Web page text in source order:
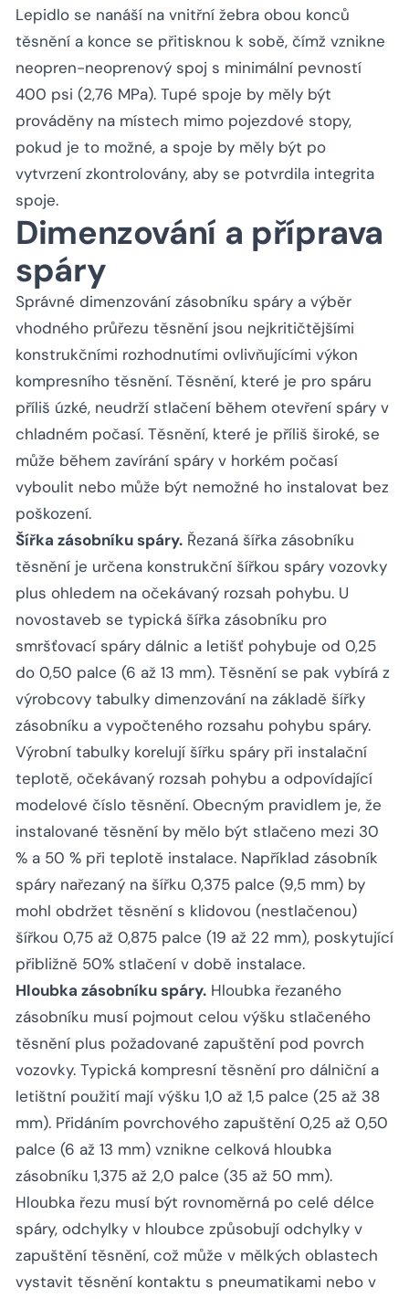
Lepidlo se nanáší na vnitřní žebra obou konců
těsnění a konce se přitisknou k sobě, čímž vznikne
neopren-neoprenový spoj s minimální pevností
400 psi (2,76 MPa). Tupé spoje by měly být
prováděny na místech mimo pojezdové stopy,
pokud je to možné, a spoje by měly být po
vytvrzení zkontrolovány, aby se potvrdila integrita
spoje.
Dimenzování a příprava
spáry
Správné dimenzování zásobníku spáry a výběr
vhodného průřezu těsnění jsou nejkritičtějšími
konstrukčními rozhodnutími ovlivňujícími výkon
kompresního těsnění. Těsnění, které je pro spáru
příliš úzké, neudrží stlačení během otevření spáry v
chladném počasí. Těsnění, které je příliš široké, se
může během zavírání spáry v horkém počasí
vyboulit nebo může být nemožné ho instalovat bez
poškození.
Šířka zásobníku spáry. Řezaná šířka zásobníku
těsnění je určena konstrukční šířkou spáry vozovky
plus ohledem na očekávaný rozsah pohybu. U
novostaveb se typická šířka zásobníku pro
smršťovací spáry dálnic a letišť pohybuje od 0,25
do 0,50 palce (6 až 13 mm). Těsnění se pak vybírá z
výrobcovy tabulky dimenzování na základě šířky
zásobníku a vypočteného rozsahu pohybu spáry.
Výrobní tabulky korelují šířku spáry při instalační
teplotě, očekávaný rozsah pohybu a odpovídající
modelové číslo těsnění. Obecným pravidlem je, že
instalované těsnění by mělo být stlačeno mezi 30
% a 50 % při teplotě instalace. Například zásobník
spáry nařezaný na šířku 0,375 palce (9,5 mm) by
mohl obdržet těsnění s klidovou (nestlačenou)
šířkou 0,75 až 0,875 palce (19 až 22 mm), poskytující
přibližně 50% stlačení v době instalace.
Hloubka zásobníku spáry. Hloubka řezaného
zásobníku musí pojmout celou výšku stlačeného
těsnění plus požadované zapuštění pod povrch
vozovky. Typická kompresní těsnění pro dálniční a
letištní použití mají výšku 1,0 až 1,5 palce (25 až 38
mm). Přidáním povrchového zapuštění 0,25 až 0,50
palce (6 až 13 mm) vznikne celková hloubka
zásobníku 1,375 až 2,0 palce (35 až 50 mm).
Hloubka řezu musí být rovnoměrná po celé délce
spáry, odchylky v hloubce způsobují odchylky v
zapuštění těsnění, což může v mělkých oblastech
vystavit těsnění kontaktu s pneumatikami nebo v